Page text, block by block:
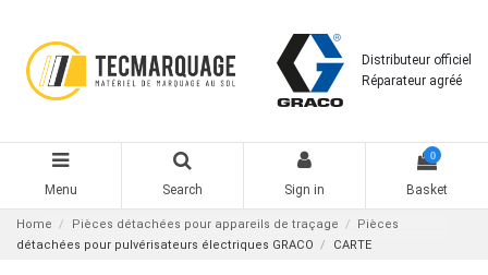
Distributeur officiel
Réparateur agréé
Menu Search Sign in
0
Basket
Home Pièces détachées pour appareils de traçage
Pièces
détachées pour pulvérisateurs électriques GRACO
CARTE